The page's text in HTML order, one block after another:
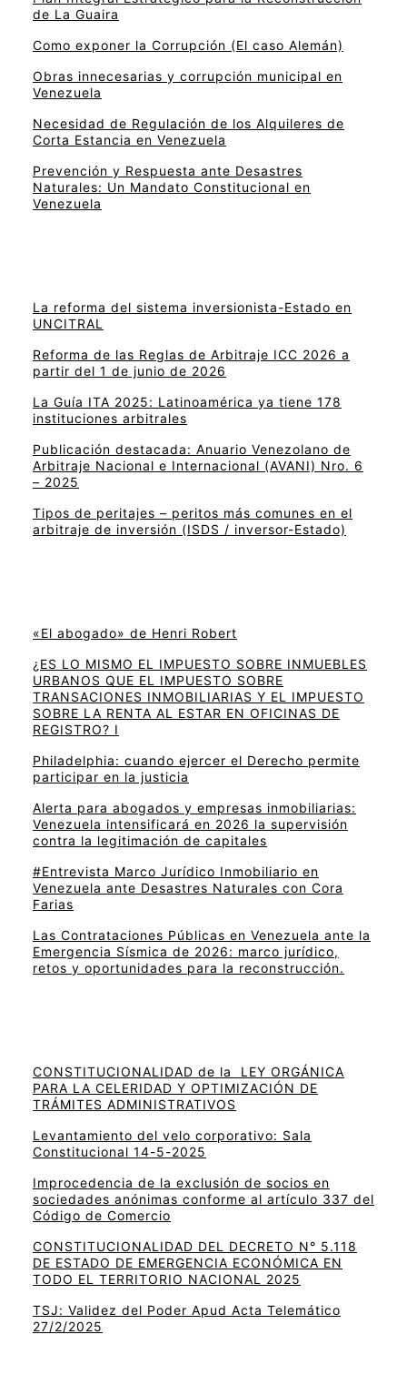
de La Guaira
Como exponer la Corrupción (El caso Alemán)
Obras innecesarias y corrupción municipal en
Venezuela
Necesidad de Regulación de los Alquileres de
Corta Estancia en Venezuela
Prevención y Respuesta ante Desastres
Naturales: Un Mandato Constitucional en
Venezuela
La reforma del sistema inversionista-Estado en
UNCITRAL
Reforma de las Reglas de Arbitraje ICC 2026 a
partir del 1 de junio de 2026
La Guía ITA 2025: Latinoamérica ya tiene 178
instituciones arbitrales
Publicación destacada: Anuario Venezolano de
Arbitraje Nacional e Internacional (AVANI) Nro. 6
– 2025
Tipos de peritajes – peritos más comunes en el
arbitraje de inversión (ISDS / inversor-Estado)
«El abogado» de Henri Robert
¿ES LO MISMO EL IMPUESTO SOBRE INMUEBLES
URBANOS QUE EL IMPUESTO SOBRE
TRANSACIONES INMOBILIARIAS Y EL IMPUESTO
SOBRE LA RENTA AL ESTAR EN OFICINAS DE
REGISTRO? I
Philadelphia: cuando ejercer el Derecho permite
participar en la justicia
Alerta para abogados y empresas inmobiliarias:
Venezuela intensificará en 2026 la supervisión
contra la legitimación de capitales
#Entrevista Marco Jurídico Inmobiliario en
Venezuela ante Desastres Naturales con Cora
Farias
Las Contrataciones Públicas en Venezuela ante la
Emergencia Sísmica de 2026: marco jurídico,
retos y oportunidades para la reconstrucción.
CONSTITUCIONALIDAD de la LEY ORGÁNICA
PARA LA CELERIDAD Y OPTIMIZACIÓN DE
TRÁMITES ADMINISTRATIVOS
Levantamiento del velo corporativo: Sala
Constitucional 14-5-2025
Improcedencia de la exclusión de socios en
sociedades anónimas conforme al artículo 337 del
Código de Comercio
CONSTITUCIONALIDAD DEL DECRETO N° 5.118
DE ESTADO DE EMERGENCIA ECONÓMICA EN
TODO EL TERRITORIO NACIONAL 2025
TSJ: Validez del Poder Apud Acta Telemático
27/2/2025